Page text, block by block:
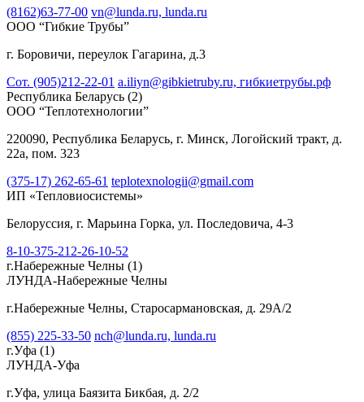
(8162)63-77-00 vn@lunda.ru, lunda.ru
ООО “Гибкие Трубы”
г. Боровичи, переулок Гагарина, д.3
Сот. (905)212-22-01 a.iliyn@gibkietruby.ru, гибкиетрубы.рф
Республика Беларусь (2)
ООО “Теплотехнологии”
220090, Республика Беларусь, г. Минск, Логойский тракт, д.
22а, пом. 323
(375-17) 262-65-61 teplotexnologii@gmail.com
ИП «Тепловиосистемы»
Белоруссия, г. Марьина Горка, ул. Последовича, 4-3
8-10-375-212-26-10-52
г.Набережные Челны (1)
ЛУНДА-Набережные Челны
г.Набережные Челны, Старосармановская, д. 29А/2
(855) 225-33-50 nch@lunda.ru, lunda.ru
г.Уфа (1)
ЛУНДА-Уфа
г.Уфа, улица Баязита Бикбая, д. 2/2